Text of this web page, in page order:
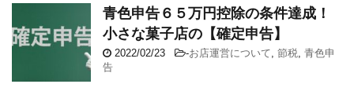
青色申告６５万円控除の条件達成！
小さな菓子店の【確定申告】
2022/02/23 -お店運営について, 節税, 青色申
告